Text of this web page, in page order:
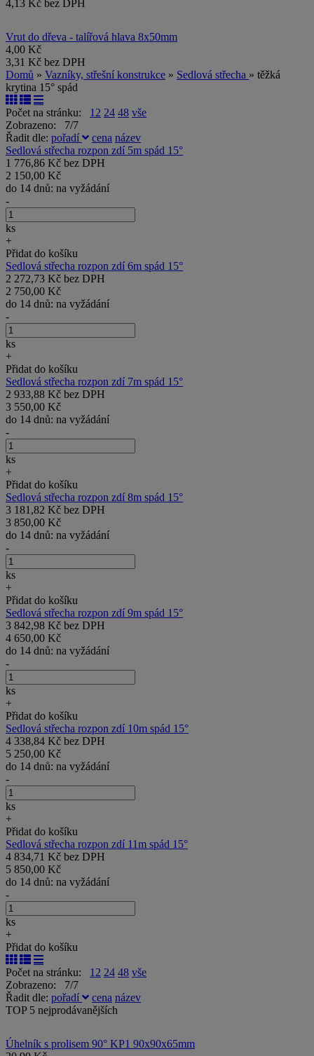
4,13 Kč bez DPH
Vrut do dřeva - talířová hlava 8x50mm
4,00 Kč
3,31 Kč bez DPH
Domů » Vazníky, střešní konstrukce » Sedlová střecha » těžká
krytina 15° spád
Počet na stránku: 12 24 48 vše
Zobrazeno: 7/7
Řadit dle: pořadí cena název
Sedlová střecha rozpon zdí 5m spád 15°
1 776,86 Kč bez DPH
2 150,00 Kč
do 14 dnů: na vyžádání
-
ks
+
Přidat do košíku
Sedlová střecha rozpon zdí 6m spád 15°
2 272,73 Kč bez DPH
2 750,00 Kč
do 14 dnů: na vyžádání
-
ks
+
Přidat do košíku
Sedlová střecha rozpon zdí 7m spád 15°
2 933,88 Kč bez DPH
3 550,00 Kč
do 14 dnů: na vyžádání
-
ks
+
Přidat do košíku
Sedlová střecha rozpon zdí 8m spád 15°
3 181,82 Kč bez DPH
3 850,00 Kč
do 14 dnů: na vyžádání
-
ks
+
Přidat do košíku
Sedlová střecha rozpon zdí 9m spád 15°
3 842,98 Kč bez DPH
4 650,00 Kč
do 14 dnů: na vyžádání
-
ks
+
Přidat do košíku
Sedlová střecha rozpon zdí 10m spád 15°
4 338,84 Kč bez DPH
5 250,00 Kč
do 14 dnů: na vyžádání
-
ks
+
Přidat do košíku
Sedlová střecha rozpon zdí 11m spád 15°
4 834,71 Kč bez DPH
5 850,00 Kč
do 14 dnů: na vyžádání
-
ks
+
Přidat do košíku
Počet na stránku: 12 24 48 vše
Zobrazeno: 7/7
Řadit dle: pořadí cena název
TOP 5 nejprodávanějších
Úhelník s prolisem 90° KP1 90x90x65mm